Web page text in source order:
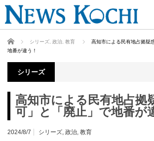
ホーム シリーズ 政治 教育
高知市による民有地占拠疑
地番が違う！
シリーズ
高知市による民有地占
可」と「廃止」で地番が
2024/8/7 シリーズ, 政治, 教育